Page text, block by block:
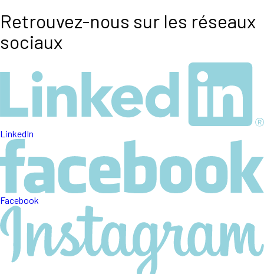
Retrouvez-nous sur les réseaux
sociaux
LinkedIn
Facebook